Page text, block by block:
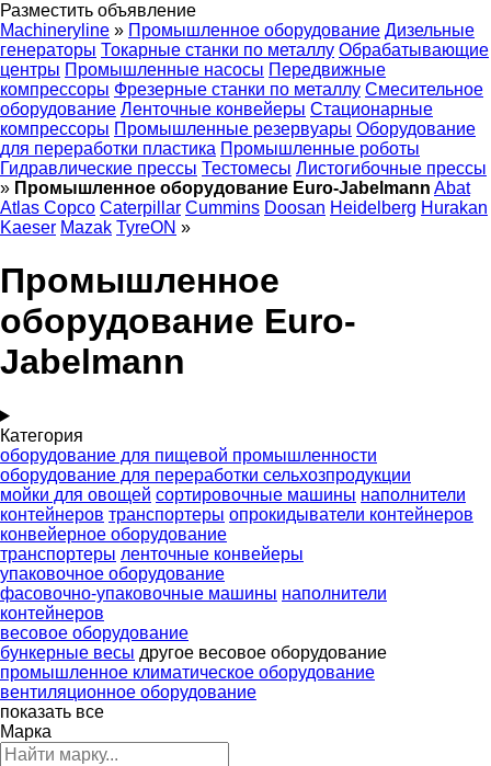
Разместить объявление
Machineryline » Промышленное оборудование Дизельные
генераторы Токарные станки по металлу Обрабатывающие
центры Промышленные насосы Передвижные
компрессоры Фрезерные станки по металлу Смесительное
оборудование Ленточные конвейеры Стационарные
компрессоры Промышленные резервуары Оборудование
для переработки пластика Промышленные роботы
Гидравлические прессы Тестомесы Листогибочные прессы
» Промышленное оборудование Euro-Jabelmann Abat
Atlas Copco Caterpillar Cummins Doosan Heidelberg Hurakan
Kaeser Mazak TyreON »
Промышленное
оборудование Euro-
Jabelmann
Категория
оборудование для пищевой промышленности
оборудование для переработки сельхозпродукции
мойки для овощей сортировочные машины наполнители
контейнеров транспортеры опрокидыватели контейнеров
конвейерное оборудование
транспортеры ленточные конвейеры
упаковочное оборудование
фасовочно-упаковочные машины наполнители
контейнеров
весовое оборудование
бункерные весы другое весовое оборудование
промышленное климатическое оборудование
вентиляционное оборудование
показать все
Марка